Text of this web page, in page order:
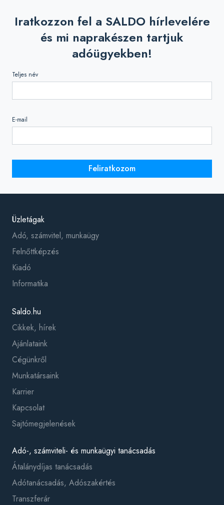
Iratkozzon fel a SALDO hírlevelére
és mi naprakészen tartjuk
adóügyekben!
Teljes név
E-mail
Feliratkozom
Üzletágak
Adó, számvitel, munkaügy
Felnőttképzés
Kiadó
Informatika
Saldo.hu
Cikkek, hírek
Ajánlataink
Cégünkről
Munkatársaink
Karrier
Kapcsolat
Sajtómegjelenések
Adó-, számviteli- és munkaügyi tanácsadás
Átalánydíjas tanácsadás
Adótanácsadás, Adószakértés
Transzferár